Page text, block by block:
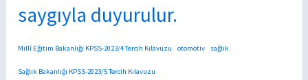
saygıyla duyurulur.
Millî Eğitim Bakanlığı KPSS-2023/4 Tercih Kılavuzu otomotiv sağlık
Sağlık Bakanlığı KPSS-2023/5 Tercih Kılavuzu